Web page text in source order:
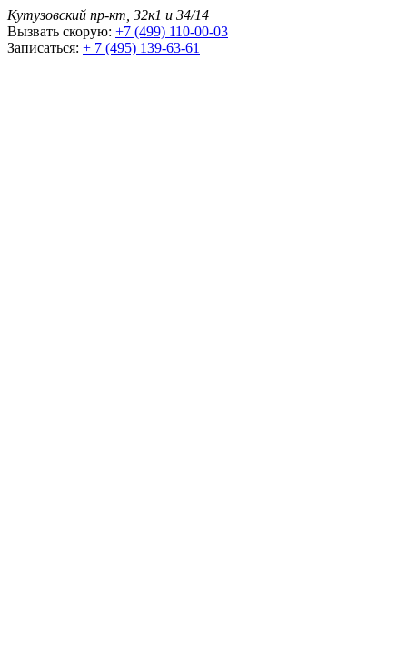
Кутузовский пр-кт, 32к1 и 34/14
Вызвать скорую: +7 (499) 110-00-03
Записаться: + 7 (495) 139-63-61